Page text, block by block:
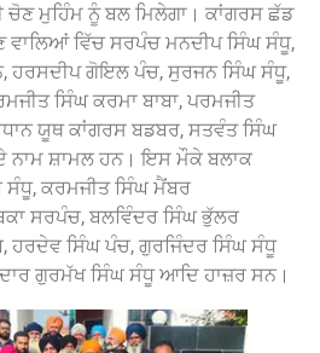
ਚੋਣ ਮੁਹਿੰਮ ਨੂੰ ਬਲ ਮਿਲੇਗਾ। ਕਾਂਗਰਸ ਛੱਡ
ਵਾਲਿਆਂ ਵਿੱਚ ਸਰਪੰਚ ਮਨਦੀਪ ਸਿੰਘ ਸੰਧੂ,
ਹਰਸਦੀਪ ਗੋਇਲ ਪੰਚ, ਸੁਰਜਨ ਸਿੰਘ ਸੰਧੂ,
ਸਿੰਘ ਕਰਮਾ ਬਾਬਾ, ਪਰਮਜੀਤ
ਯੂਥ ਕਾਂਗਰਸ ਬਡਬਰ, ਸਤਵੰਤ ਸਿੰਘ
ਨਾਮ ਸ਼ਾਮਲ ਹਨ। ਇਸ ਮੌਕੇ ਬਲਾਕ
ਸੰਧੂ, ਕਰਮਜੀਤ ਸਿੰਘ ਮੈਂਬਰ
ਸਰਪੰਚ, ਬਲਵਿੰਦਰ ਸਿੰਘ ਭੁੱਲਰ
ਹਰਦੇਵ ਸਿੰਘ ਪੰਚ, ਗੁਰਜਿੰਦਰ ਸਿੰਘ ਸੰਧੂ
ਗੁਰਮੱਖ ਸਿੰਘ ਸੰਧੂ ਆਦਿ ਹਾਜ਼ਰ ਸਨ।